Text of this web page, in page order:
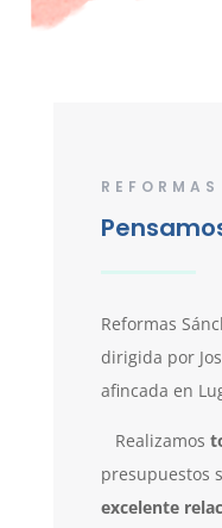
Reformas
dirigida por
afincada en
Realizamos
presupuestos
excelente